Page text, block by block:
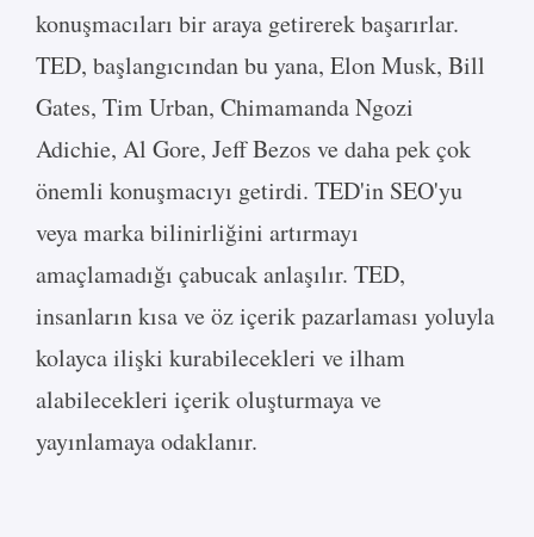
konuşmacıları bir araya getirerek başarırlar.
TED, başlangıcından bu yana, Elon Musk, Bill
Gates, Tim Urban, Chimamanda Ngozi
Adichie, Al Gore, Jeff Bezos ve daha pek çok
önemli konuşmacıyı getirdi. TED'in SEO'yu
veya marka bilinirliğini artırmayı
amaçlamadığı çabucak anlaşılır. TED,
insanların kısa ve öz içerik pazarlaması yoluyla
kolayca ilişki kurabilecekleri ve ilham
alabilecekleri içerik oluşturmaya ve
yayınlamaya odaklanır.